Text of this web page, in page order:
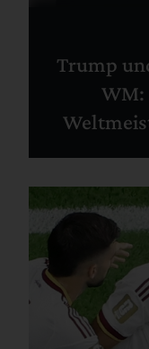
Trump
WM: